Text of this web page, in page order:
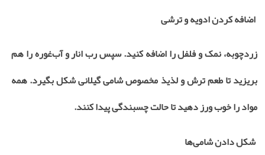
اضافه کردن ادویه و ترشی
زردچوبه، نمک و فلفل را اضافه کنید. سپس رب انار و آب‌غوره را هم
بریزید تا طعم ترش و لذیذ مخصوص شامی گیلانی شکل بگیرد. همه
مواد را خوب ورز دهید تا حالت چسبندگی پیدا کنند.
شکل دادن شامی‌ها